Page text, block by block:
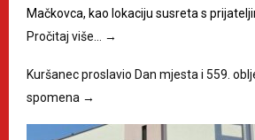
Mačkovca, kao lokaciju susreta s
Pročitaj više…
→
Kuršanec proslavio Dan mjesta i 559.
spomena →